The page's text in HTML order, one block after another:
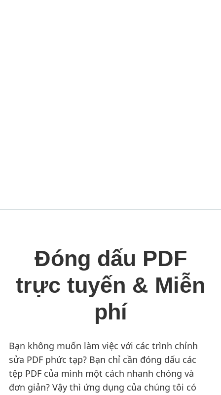
Đóng dấu PDF
trực tuyến & Miễn
phí
Bạn không muốn làm việc với các trình chỉnh
sửa PDF phức tạp? Bạn chỉ cần đóng dấu các
tệp PDF của mình một cách nhanh chóng và
đơn giản? Vậy thì ứng dụng của chúng tôi có